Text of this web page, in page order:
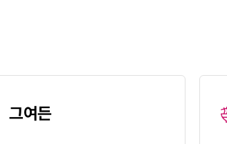
그여든